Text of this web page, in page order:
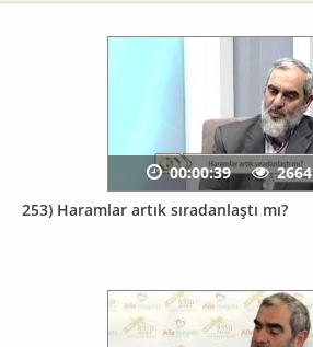
253) Haramlar artık sıradanlaştı mı?
00:00:39 2664